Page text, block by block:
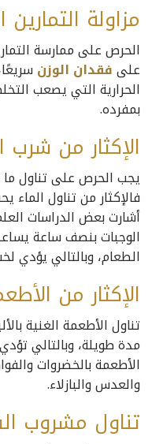
مزاولة التمارين
الحرص على ممارسة
علىفقدان الوزن
الحرارية التي يصعب
بمفرده.
الإكثار من شرب
يجب الحرص على تناول ما
فالإكثار من تناول
الوجبات بنصف ساعة
الطعام، وبالتالي يؤدي
الإكثار من
تناول الأطعمة الغنية
مدة طويلة، وبالتالي
الأطعمة بالخضروات
والعدس والبازلاء.
تناول مشروب